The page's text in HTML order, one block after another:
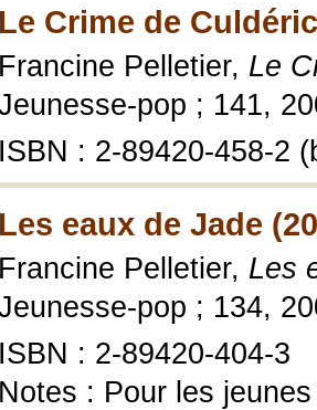
Le Crime de
Francine Pelletier, Le
pop ; 141,
ISBN : 2-89420-458-2
Les eaux de Jade
Francine Pelletier, Les
pop ; 134,
ISBN : 2-89420-404-3
Notes : Pour les